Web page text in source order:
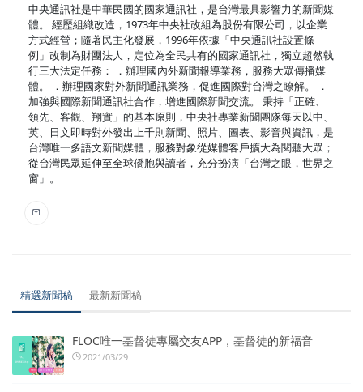
中央通訊社是中華民國的國家通訊社，是台灣最具影響力的新聞媒
體。 經歷組織改造，1973年中央社改組為股份有限公司，以企業
方式經營；隨著民主化發展，1996年依據「中央通訊社設置條
例」改制為財團法人，定位為全民共有的國家通訊社，獨立超然執
行三大法定任務： ．辦理國內外新聞報導業務，服務大眾傳播媒
體。 ．辦理國家對外新聞通訊業務，促進國際對台灣之瞭解。 ．
加強與國際新聞通訊社合作，增進國際新聞交流。 秉持「正確、
領先、客觀、翔實」的基本原則，中央社專業新聞團隊每天以中、
英、日文即時對外發出上千則新聞、照片、圖表、影音與資訊，是
台灣唯一多語文新聞媒體，服務對象從媒體客戶擴大為閱聽大眾；
從台灣民眾延伸至全球僑胞與讀者，充分扮演「台灣之眼，世界之
窗」。
精選新聞稿 最新新聞稿
FLOC唯一基督徒專屬交友APP，基督徒的新福音
2021/03/29